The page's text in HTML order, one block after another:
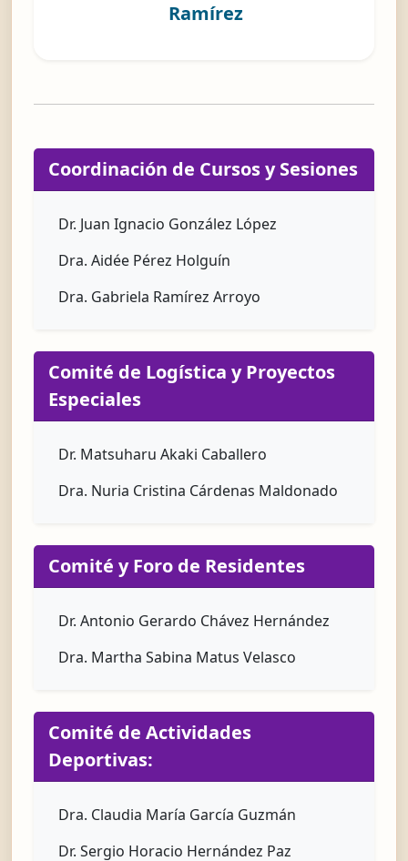
Ramírez
Coordinación de Cursos y Sesiones
Dr. Juan Ignacio González López
Dra. Aidée Pérez Holguín
Dra. Gabriela Ramírez Arroyo
Comité de Logística y Proyectos
Especiales
Dr. Matsuharu Akaki Caballero
Dra. Nuria Cristina Cárdenas Maldonado
Comité y Foro de Residentes
Dr. Antonio Gerardo Chávez Hernández
Dra. Martha Sabina Matus Velasco
Comité de Actividades
Deportivas:
Dra. Claudia María García Guzmán
Dr. Sergio Horacio Hernández Paz